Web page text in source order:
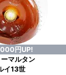
円UP!
ーマルタン
イ13世